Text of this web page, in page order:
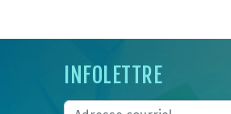
INFOLETTRE